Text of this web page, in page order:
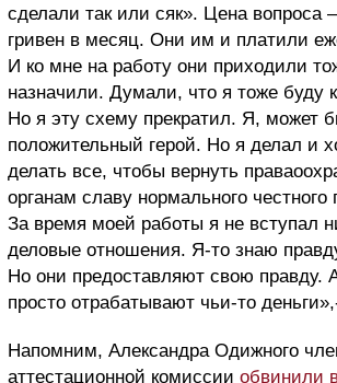
сделали так или сяк». Цена вопроса
гривен в месяц. Они им и платили
И ко мне на работу они приходили
назначили. Думали, что я тоже буду
Но я эту схему прекратил. Я, может
положительный герой. Но я делал и
делать все, чтобы вернуть
органам славу нормального честного
За время моей работы я не вступал
деловые отношения. Я-то знаю
Но они предоставляют свою правду.
просто отрабатывают чьи-то
Напомним, Александра Одижного
аттестационной комиссии обвинили